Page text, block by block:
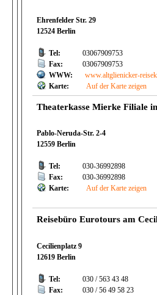
Ehrenfelder Str. 29
12524 Berlin
Tel:
03067909753
Fax:
03067909753
WWW:
www.altglienicker-
Karte:
Auf der Karte zeigen
Theaterkasse Mierke Filiale
Pablo-Neruda-Str. 2-4
12559 Berlin
Tel:
030-36992898
Fax:
030-36992898
Karte:
Auf der Karte zeigen
Reisebüro Eurotours am
Cecilienplatz 9
12619 Berlin
Tel:
030 / 563 43 48
Fax:
030 / 56 49 58 23